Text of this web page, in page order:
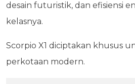
desain futuristik, dan efisiensi
kelasnya.
Scorpio X1 diciptakan khusus
perkotaan modern.